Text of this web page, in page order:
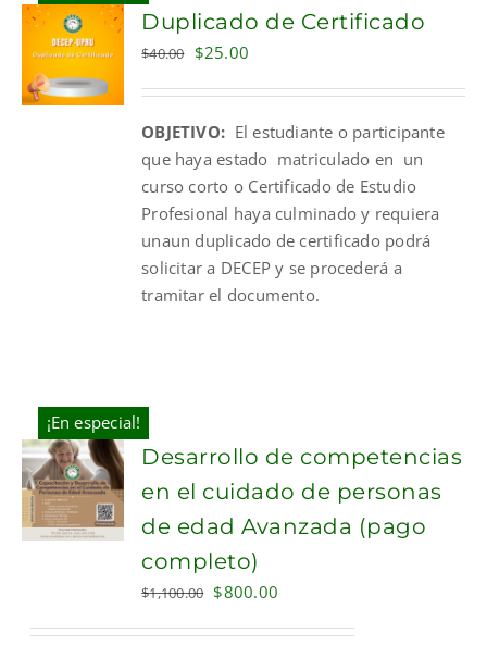
ADD TO
CART
Duplicado de Certificado
$40.00 Original
$40.00.
$25.00
$25.00.
OBJETIVO: El estudiante o participante
que haya estado matriculado en un
curso corto o Certificado de Estudio
Profesional haya culminado y requiera
unaun duplicado de certificado podrá
solicitar a DECEP y se procederá a
tramitar el documento.
¡En especial!
ADD TO
CART
Desarrollo de competencias
en el cuidado de personas
de edad Avanzada (pago
completo)
$1,100.00 Original
$800.00